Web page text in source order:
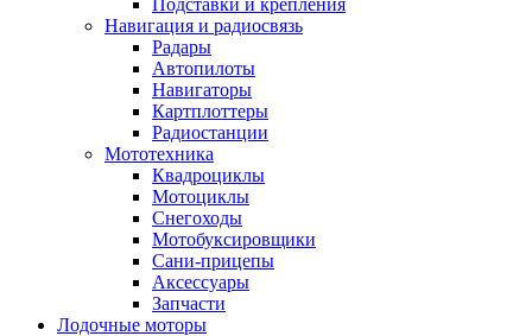
Подставки и крепления
Навигация и радиосвязь
Радары
Автопилоты
Навигаторы
Картплоттеры
Радиостанции
Мототехника
Квадроциклы
Мотоциклы
Снегоходы
Мотобуксировщики
Сани-прицепы
Аксессуары
Запчасти
Лодочные моторы